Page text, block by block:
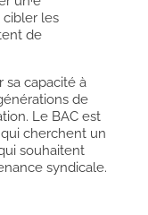
cibler les
de
sa capacité à
de
Le BAC est
cherchent un
souhaitent
syndicale.